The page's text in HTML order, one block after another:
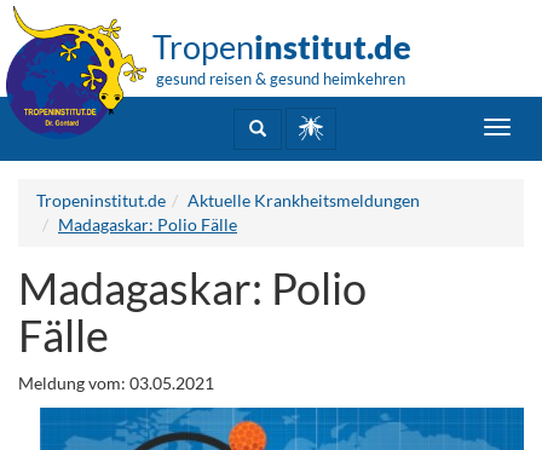
Tropeninstitut.de
gesund reisen & gesund heimkehren
Tropeninstitut.de
Aktuelle Krankheitsmeldungen
Madagaskar: Polio Fälle
Madagaskar: Polio
Fälle
Meldung vom: 03.05.2021